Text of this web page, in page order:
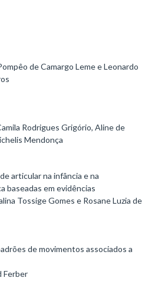
de Camargo Leme e Leonardo
Rodrigues Grigório, Aline de
Mendonça
articular na infância e na
baseadas em evidências
Tossige Gomes e Rosane Luzia de
de movimentos associados a
Ferber